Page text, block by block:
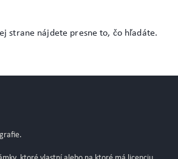
strane nájdete presne to, čo hľadáte.